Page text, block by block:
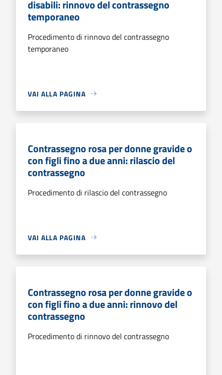
disabili: rinnovo del contrassegno
temporaneo
Procedimento di rinnovo del contrassegno
temporaneo
VAI ALLA PAGINA
Contrassegno rosa per donne gravide o
con figli fino a due anni: rilascio del
contrassegno
Procedimento di rilascio del contrassegno
VAI ALLA PAGINA
Contrassegno rosa per donne gravide o
con figli fino a due anni: rinnovo del
contrassegno
Procedimento di rinnovo del contrassegno